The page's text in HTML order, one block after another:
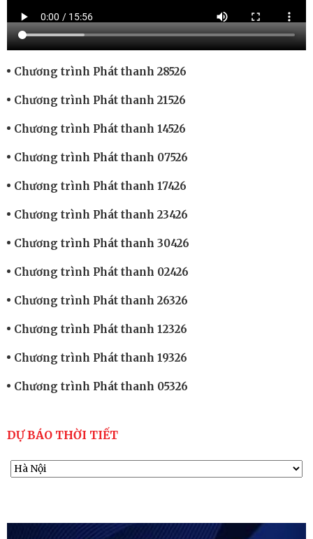
Chương trình Phát thanh 28526
Chương trình Phát thanh 21526
Chương trình Phát thanh 14526
Chương trình Phát thanh 07526
Chương trình Phát thanh 17426
Chương trình Phát thanh 23426
Chương trình Phát thanh 30426
Chương trình Phát thanh 02426
Chương trình Phát thanh 26326
Chương trình Phát thanh 12326
Chương trình Phát thanh 19326
Chương trình Phát thanh 05326
DỰ BÁO THỜI TIẾT